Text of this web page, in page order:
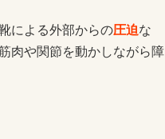
靴による外部からの圧迫な
肉や関節を動かしながら障